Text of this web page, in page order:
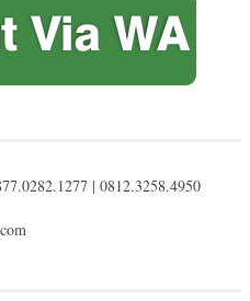
| 0812.3258.4950